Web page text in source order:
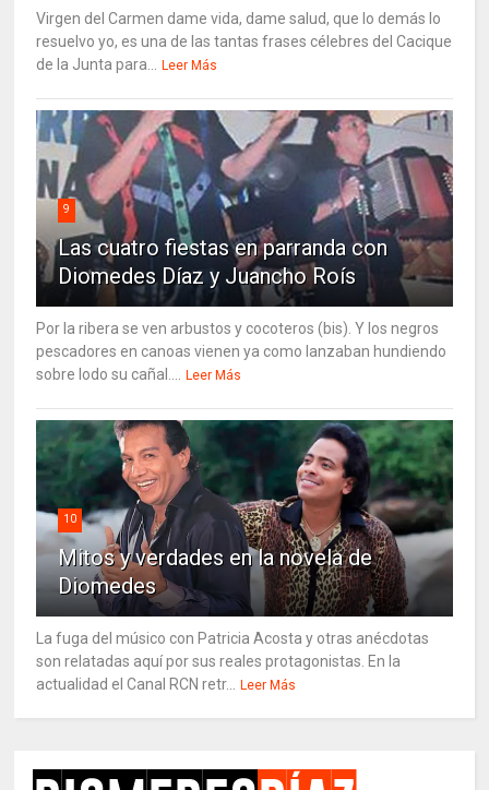
Virgen del Carmen dame vida, dame salud, que lo demás lo
resuelvo yo, es una de las tantas frases célebres del Cacique
de la Junta para...
Leer Más
9
Las cuatro fiestas en parranda con
Diomedes Díaz y Juancho Roís
Por la ribera se ven arbustos y cocoteros (bis). Y los negros
pescadores en canoas vienen ya como lanzaban hundiendo
sobre lodo su cañal....
Leer Más
10
Mitos y verdades en la novela de
Diomedes
La fuga del músico con Patricia Acosta y otras anécdotas
son relatadas aquí por sus reales protagonistas. En la
actualidad el Canal RCN retr...
Leer Más